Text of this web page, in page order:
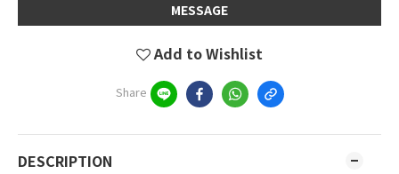
MESSAGE
Add to Wishlist
Share
DESCRIPTION